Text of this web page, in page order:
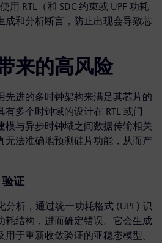
用 RTL（和 SDC 约束或 UPF 功耗
成和分析断言，防止出现会导致芯
来的高风险
先进的多时钟架构来满足其芯片的
多个时钟域的设计在 RTL 或门
模与异步时钟域之间数据传输相关
无法准确地预测硅片功能，从而产
验证
分析，通过统一功耗格式 (UPF) 识
耗结构，进而确定错误。它会生成
于重新收敛验证的亚稳态模型。